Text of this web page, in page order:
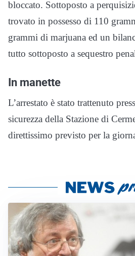
bloccato. Sottoposto a
trovato in possesso di 110
grammi di marjuana ed un
tutto sottoposto a sequestro
In manette
L’arrestato è stato trattenuto
sicurezza della Stazione di
direttissimo previsto per la